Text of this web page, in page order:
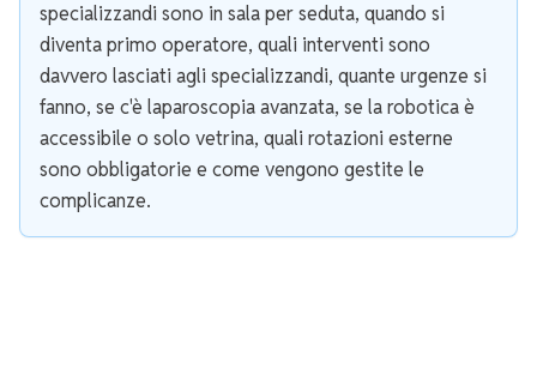
specializzandi sono in sala per seduta, quando si
diventa primo operatore, quali interventi sono
davvero lasciati agli specializzandi, quante urgenze si
fanno, se c'è laparoscopia avanzata, se la robotica è
accessibile o solo vetrina, quali rotazioni esterne
sono obbligatorie e come vengono gestite le
complicanze.